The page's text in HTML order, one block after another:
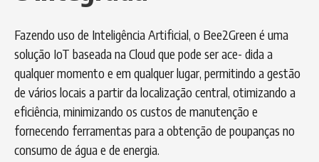
Fazendo uso de Inteligência Artificial, o Bee2Green é uma
solução IoT baseada na Cloud que pode ser ace- dida a
qualquer momento e em qualquer lugar, permitindo a gestão
de vários locais a partir da localização central, otimizando a
eficiência, minimizando os custos de manutenção e
fornecendo ferramentas para a obtenção de poupanças no
consumo de água e de energia.